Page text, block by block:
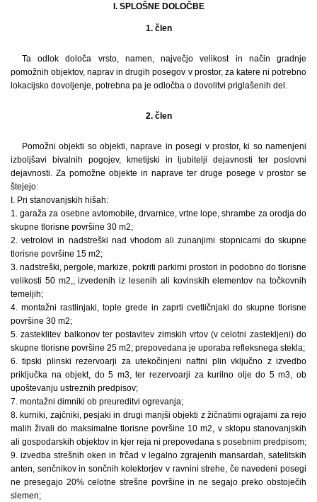
I. SPLOŠNE DOLOČBE
1. člen
Ta odlok določa vrsto, namen, največjo velikost in način gradnje
pomožnih objektov, naprav in drugih posegov v prostor, za katere ni potrebno
lokacijsko dovoljenje, potrebna pa je odločba o dovolitvi priglašenih del.
2. člen
Pomožni objekti so objekti, naprave in posegi v prostor, ki so namenjeni
izboljšavi bivalnih pogojev, kmetijski in ljubitelji dejavnosti ter poslovni
dejavnosti. Za pomožne objekte in naprave ter druge posege v prostor se
štejejo:
I. Pri stanovanjskih hišah:
1. garaža za osebne avtomobile, drvarnice, vrtne lope, shrambe za orodja do
skupne tlorisne površine 30 m2;
2. vetrolovi in nadstreški nad vhodom ali zunanjimi stopnicami do skupne
tlorisne površine 15 m2;
3. nadstreški, pergole, markize, pokriti parkirni prostori in podobno do tlorisne
velikosti 50 m2,, izvedenih iz lesenih ali kovinskih elementov na točkovnih
temeljih;
4. montažni rastlinjaki, tople grede in zaprti cvetličnjaki do skupne tlorisne
površine 30 m2;
5. zasteklitev balkonov ter postavitev zimskih vrtov (v celotni zastekljeni) do
skupne tlorisne površine 25 m2; prepovedana je uporaba refleksnega stekla;
6. tipski plinski rezervoarji za utekočinjeni naftni plin vključno z izvedbo
priključka na objekt, do 5 m3, ter rezervoarji za kurilno olje do 5 m3, ob
upoštevanju ustreznih predpisov;
7. montažni dimniki ob preureditvi ogrevanja;
8. kurniki, zajčniki, pesjaki in drugi manjši objekti z žičnatimi ograjami za rejo
malih živali do maksimalne tlorisne površine 10 m2, v sklopu stanovanjskih
ali gospodarskih objektov in kjer reja ni prepovedana s posebnim predpisom;
9. izvedba strešnih oken in frčad v legalno zgrajenih mansardah, satelitskih
anten, senčnikov in sončnih kolektorjev v ravnini strehe, če navedeni posegi
ne presegajo 20% celotne strešne površine in ne segajo preko obstoječih
slemen;